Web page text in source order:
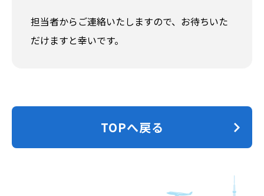
担当者からご連絡いたしますので、お待ちいた
だけますと幸いです。